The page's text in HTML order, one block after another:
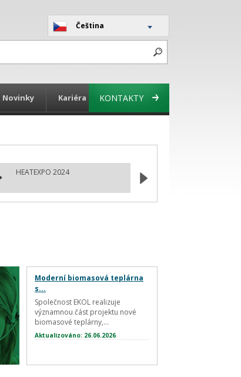
Čeština
Novinky Kariéra KONTAKTY
HEATEXPO 2024
Moderní biomasová teplárna
s...
Společnost EKOL realizuje
významnou část projektu nové
biomasové teplárny,...
Aktualizováno: 26.06.2026